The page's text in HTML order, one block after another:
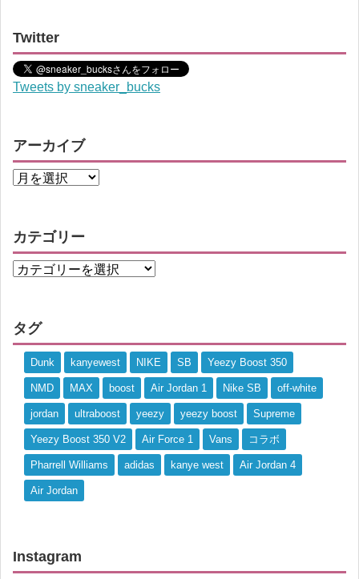
Twitter
Tweets by sneaker_bucks
アーカイブ
カテゴリー
タグ
Dunk kanyewest NIKE SB Yeezy Boost 350
NMD MAX boost Air Jordan 1 Nike SB off-white
jordan ultraboost yeezy yeezy boost Supreme
Yeezy Boost 350 V2 Air Force 1 Vans コラボ
Pharrell Williams adidas kanye west Air Jordan 4
Air Jordan
Instagram